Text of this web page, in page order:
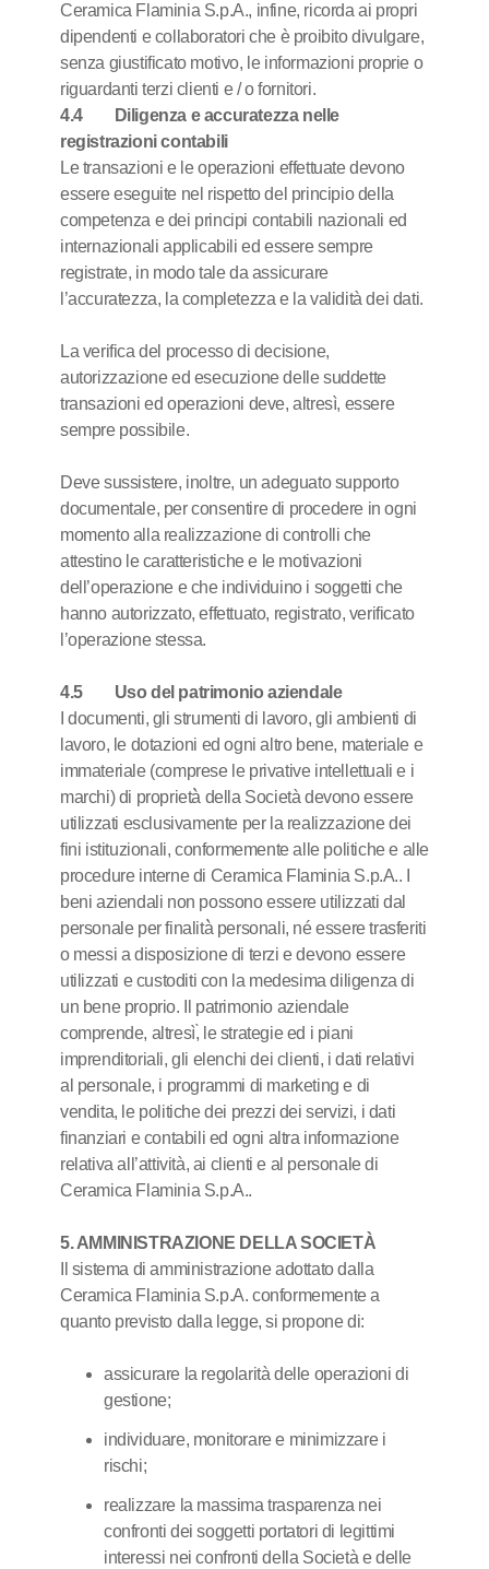
Ceramica Flaminia S.p.A., infine, ricorda ai propri
dipendenti e collaboratori che è proibito divulgare,
senza giustificato motivo, le informazioni proprie o
riguardanti terzi clienti e / o fornitori.
4.4 Diligenza e accuratezza nelle
registrazioni contabili
Le transazioni e le operazioni effettuate devono
essere eseguite nel rispetto del principio della
competenza e dei principi contabili nazionali ed
internazionali applicabili ed essere sempre
registrate, in modo tale da assicurare
l’accuratezza, la completezza e la validità dei dati.
La verifica del processo di decisione,
autorizzazione ed esecuzione delle suddette
transazioni ed operazioni deve, altresì, essere
sempre possibile.
Deve sussistere, inoltre, un adeguato supporto
documentale, per consentire di procedere in ogni
momento alla realizzazione di controlli che
attestino le caratteristiche e le motivazioni
dell’operazione e che individuino i soggetti che
hanno autorizzato, effettuato, registrato, verificato
l’operazione stessa.
4.5 Uso del patrimonio aziendale
I documenti, gli strumenti di lavoro, gli ambienti di
lavoro, le dotazioni ed ogni altro bene, materiale e
immateriale (comprese le privative intellettuali e i
marchi) di proprietà̀ della Società devono essere
utilizzati esclusivamente per la realizzazione dei
fini istituzionali, conformemente alle politiche e alle
procedure interne di Ceramica Flaminia S.p.A.. I
beni aziendali non possono essere utilizzati dal
personale per finalità̀ personali, né essere trasferiti
o messi a disposizione di terzi e devono essere
utilizzati e custoditi con la medesima diligenza di
un bene proprio. Il patrimonio aziendale
comprende, altresì,̀ le strategie ed i piani
imprenditoriali, gli elenchi dei clienti, i dati relativi
al personale, i programmi di marketing e di
vendita, le politiche dei prezzi dei servizi, i dati
finanziari e contabili ed ogni altra informazione
relativa all’attività, ai clienti e al personale di
Ceramica Flaminia S.p.A..
5. AMMINISTRAZIONE DELLA SOCIETÀ
Il sistema di amministrazione adottato dalla
Ceramica Flaminia S.p.A. conformemente a
quanto previsto dalla legge, si propone di:
assicurare la regolarità delle operazioni di
gestione;
individuare, monitorare e minimizzare i
rischi;
realizzare la massima trasparenza nei
confronti dei soggetti portatori di legittimi
interessi nei confronti della Società e delle